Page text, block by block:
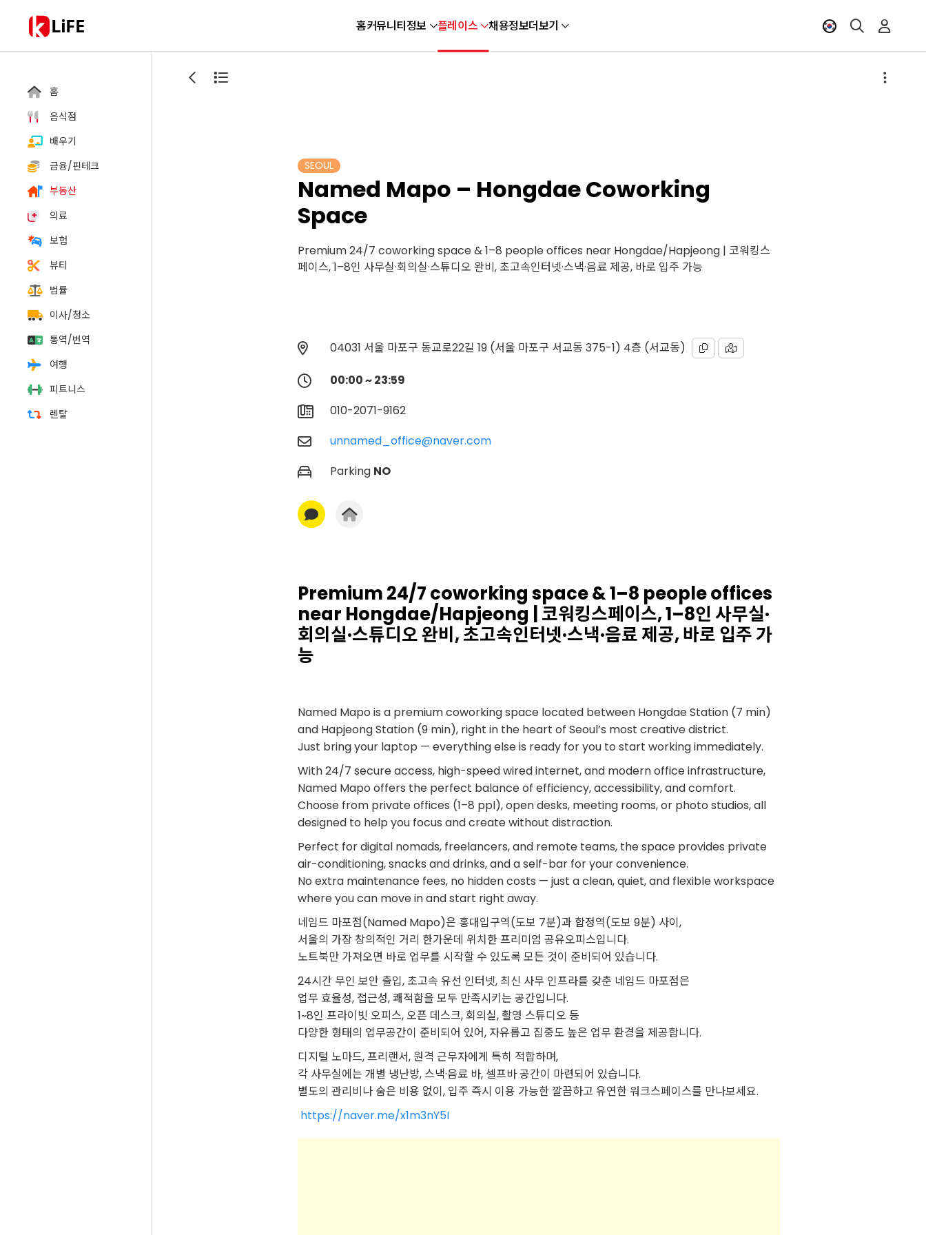
LiFE 홈커뮤니티정보 플레이스 채용정보더보기
홈
음식점
배우기
금융/핀테크
부동산
의료
보험
뷰티
법률
이사/청소
통역/번역
여행
피트니스
렌탈
SEOUL
Named Mapo – Hongdae Coworking
Space
Premium 24/7 coworking space & 1–8 people offices near Hongdae/Hapjeong | 코워킹스
페이스, 1–8인 사무실·회의실·스튜디오 완비, 초고속인터넷·스낵·음료 제공, 바로 입주 가능
04031 서울 마포구 동교로22길 19 (서울 마포구 서교동 375-1) 4층 (서교동)
00:00 ~ 23:59
010-2071-9162
unnamed_office@naver.com
Parking NO
Premium 24/7 coworking space & 1–8 people offices
near Hongdae/Hapjeong | 코워킹스페이스, 1–8인 사무실·
회의실·스튜디오 완비, 초고속인터넷·스낵·음료 제공, 바로 입주 가
능
Named Mapo is a premium coworking space located between Hongdae Station (7 min)
and Hapjeong Station (9 min), right in the heart of Seoul’s most creative district.
Just bring your laptop — everything else is ready for you to start working immediately.
With 24/7 secure access, high-speed wired internet, and modern office infrastructure,
Named Mapo offers the perfect balance of efficiency, accessibility, and comfort.
Choose from private offices (1–8 ppl), open desks, meeting rooms, or photo studios, all
designed to help you focus and create without distraction.
Perfect for digital nomads, freelancers, and remote teams, the space provides private
air-conditioning, snacks and drinks, and a self-bar for your convenience.
No extra maintenance fees, no hidden costs — just a clean, quiet, and flexible workspace
where you can move in and start right away.
네임드 마포점(Named Mapo)은 홍대입구역(도보 7분)과 합정역(도보 9분) 사이,
서울의 가장 창의적인 거리 한가운데 위치한 프리미엄 공유오피스입니다.
노트북만 가져오면 바로 업무를 시작할 수 있도록 모든 것이 준비되어 있습니다.
24시간 무인 보안 출입, 초고속 유선 인터넷, 최신 사무 인프라를 갖춘 네임드 마포점은
업무 효율성, 접근성, 쾌적함을 모두 만족시키는 공간입니다.
1~8인 프라이빗 오피스, 오픈 데스크, 회의실, 촬영 스튜디오 등
다양한 형태의 업무공간이 준비되어 있어, 자유롭고 집중도 높은 업무 환경을 제공합니다.
디지털 노마드, 프리랜서, 원격 근무자에게 특히 적합하며,
각 사무실에는 개별 냉난방, 스낵·음료 바, 셀프바 공간이 마련되어 있습니다.
별도의 관리비나 숨은 비용 없이, 입주 즉시 이용 가능한 깔끔하고 유연한 워크스페이스를 만나보세요.
https://naver.me/x1m3nY5I